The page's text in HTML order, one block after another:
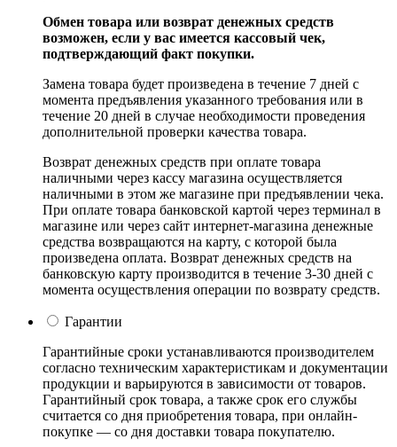
Обмен товара или возврат денежных средств
возможен, если у вас имеется кассовый чек,
подтверждающий факт покупки.
Замена товара будет произведена в течение 7 дней с
момента предъявления указанного требования или в
течение 20 дней в случае необходимости проведения
дополнительной проверки качества товара.
Возврат денежных средств при оплате товара
наличными через кассу магазина осуществляется
наличными в этом же магазине при предъявлении чека.
При оплате товара банковской картой через терминал в
магазине или через сайт интернет-магазина денежные
средства возвращаются на карту, с которой была
произведена оплата. Возврат денежных средств на
банковскую карту производится в течение 3-30 дней с
момента осуществления операции по возврату средств.
Гарантии
Гарантийные сроки устанавливаются производителем
согласно техническим характеристикам и документации
продукции и варьируются в зависимости от товаров.
Гарантийный срок товара, а также срок его службы
считается со дня приобретения товара, при онлайн-
покупке — со дня доставки товара покупателю.